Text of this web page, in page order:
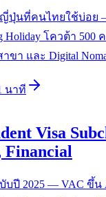
ปุ่นที่คนไทยใช้บ่อย —
Holiday โควต้า 500
าขา และ Digital
นาที
Visa
Financial
บปี 2025 — VAC ขึ้น